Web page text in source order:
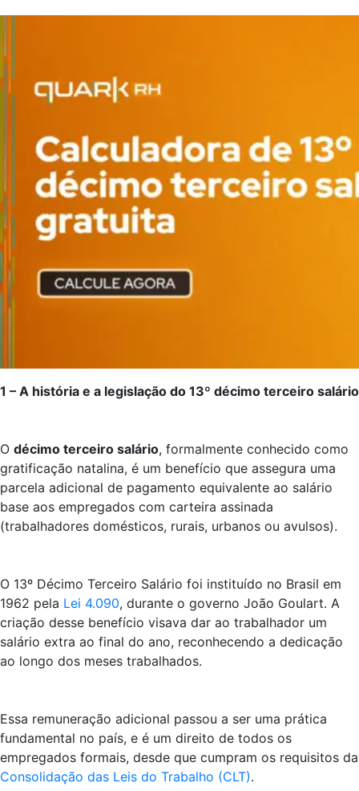
1 – A história e a legislação do 13º décimo terceiro salário
O décimo terceiro salário, formalmente conhecido como
gratificação natalina, é um benefício que assegura uma
parcela adicional de pagamento equivalente ao salário
base aos empregados com carteira assinada
(trabalhadores domésticos, rurais, urbanos ou avulsos).
O 13º Décimo Terceiro Salário foi instituído no Brasil em
1962 pela Lei 4.090, durante o governo João Goulart. A
criação desse benefício visava dar ao trabalhador um
salário extra ao final do ano, reconhecendo a dedicação
ao longo dos meses trabalhados.
Essa remuneração adicional passou a ser uma prática
fundamental no país, e é um direito de todos os
empregados formais, desde que cumpram os requisitos da
Consolidação das Leis do Trabalho (CLT).